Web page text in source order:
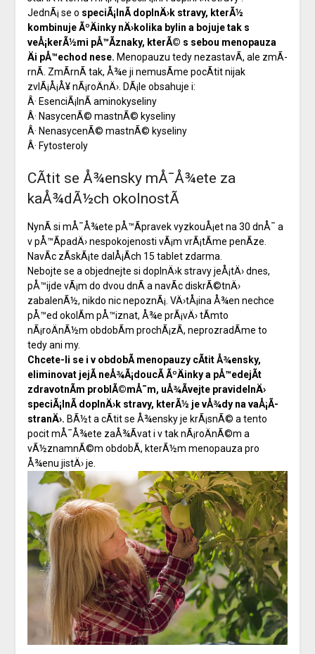
JednÃ¡ se o speciÃ¡lnÃ­ doplnÄ›k stravy, kterÃ½
kombinuje ÃºÄinky nÄ›kolika bylin a bojuje tak s
veÅ¡kerÃ½mi pÅ™Ã­znaky, kterÃ© s sebou menopauza
Äi pÅ™echod nese. Menopauzu tedy nezastavÃ­, ale zmÃ­
rnÃ­. ZmÃ­rnÃ­ tak, Å¾e ji nemusÃ­me pocÃ­tit nijak
zvlÃ¡Å¡Å¥ nÃ¡roÄnÄ›. DÃ¡le obsahuje i:
Â· EsenciÃ¡lnÃ­ aminokyseliny
Â· NasycenÃ© mastnÃ© kyseliny
Â· NenasycenÃ© mastnÃ© kyseliny
Â· Fytosteroly
CÃ­tit se Å¾ensky mÅ¯Å¾ete za
kaÅ¾dÃ½ch okolnostÃ­
NynÃ­ si mÅ¯Å¾ete pÅ™Ã­pravek vyzkouÅ¡et na 30 dnÅ¯ a
v pÅ™Ã­padÄ› nespokojenosti vÃ¡m vrÃ¡tÃ­me penÃ­ze.
NavÃ­c zÃ­skÃ¡te dalÅ¡Ã­ch 15 tablet zdarma.
Nebojte se a objednejte si doplnÄ›k stravy jeÅ¡tÄ› dnes,
pÅ™ijde vÃ¡m do dvou dnÃ­ a navÃ­c diskrÃ©tnÄ›
zabalenÃ½, nikdo nic nepoznÃ¡. VÄ›tÅ¡ina Å¾en nechce
pÅ™ed okolÃ­m pÅ™iznat, Å¾e prÃ¡vÄ› tÃ­mto
nÃ¡roÄnÃ½m obdobÃ­m prochÃ¡zÃ­, neprozradÃ­me to
tedy ani my.
Chcete-li se i v obdobÃ­ menopauzy cÃ­tit Å¾ensky,
eliminovat jejÃ­ neÅ¾Ã¡doucÃ­ ÃºÄinky a pÅ™edejÃ­t
zdravotnÃ­m problÃ©mÅ¯m, uÅ¾Ã­vejte pravidelnÄ›
speciÃ¡lnÃ­ doplnÄ›k stravy, kterÃ½ je vÅ¾dy na vaÅ¡Ã­
stranÄ›. BÃ½t a cÃ­tit se Å¾ensky je krÃ¡snÃ© a tento
pocit mÅ¯Å¾ete zaÅ¾Ã­vat i v tak nÃ¡roÄnÃ©m a
vÃ½znamnÃ©m obdobÃ­, kterÃ½m menopauza pro
Å¾enu jistÄ› je.